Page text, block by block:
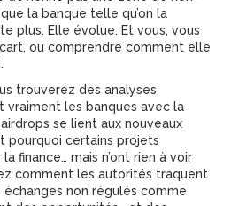
la banque telle qu’on la
plus. Elle évolue. Et vous, vous
ou comprendre comment elle
trouverez des analyses
vraiment les banques avec la
se lient aux nouveaux
pourquoi certains projets
finance… mais n’ont rien à voir
comment les autorités traquent
non régulés comme